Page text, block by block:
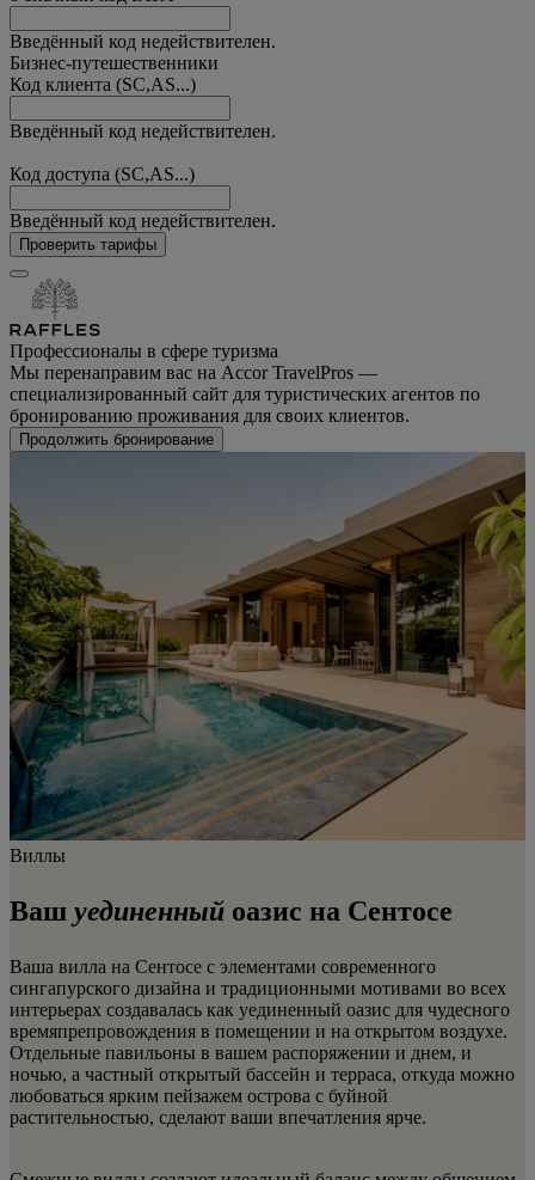
Введённый код недействителен.
Бизнес-путешественники
Код клиента (SC,AS...)
Введённый код недействителен.
Код доступа (SC,AS...)
Введённый код недействителен.
Проверить тарифы
Профессионалы в сфере туризма
Мы перенаправим вас на Accor TravelPros —
специализированный сайт для туристических агентов по
бронированию проживания для своих клиентов.
Продолжить бронирование
Виллы
Ваш уединенный оазис на Сентосе
Ваша вилла на Сентосе с элементами современного
сингапурского дизайна и традиционными мотивами во всех
интерьерах создавалась как уединенный оазис для чудесного
времяпрепровождения в помещении и на открытом воздухе.
Отдельные павильоны в вашем распоряжении и днем, и
ночью, а частный открытый бассейн и терраса, откуда можно
любоваться ярким пейзажем острова с буйной
растительностью, сделают ваши впечатления ярче.